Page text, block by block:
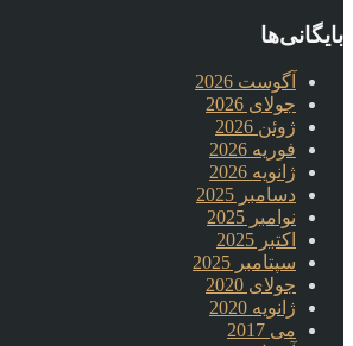
بایگانی‌ها
آگوست 2026
جولای 2026
ژوئن 2026
فوریه 2026
ژانویه 2026
دسامبر 2025
نوامبر 2025
اکتبر 2025
سپتامبر 2025
جولای 2020
ژانویه 2020
می 2017